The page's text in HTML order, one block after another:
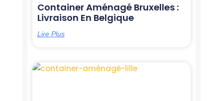
Container Aménagé Bruxelles :
Livraison En Belgique
Lire Plus